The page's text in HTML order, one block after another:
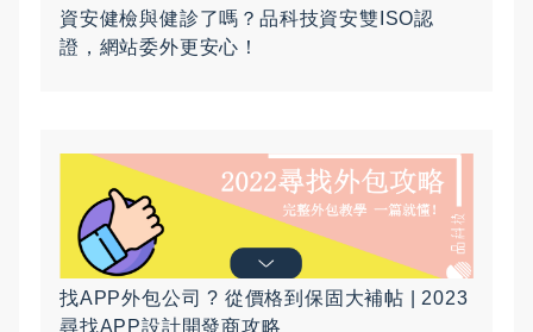
資安健檢與健診了嗎？品科技資安雙ISO認
證，網站委外更安心！
找APP外包公司 ? 從價格到保固大補帖 | 2023
尋找APP設計開發商攻略